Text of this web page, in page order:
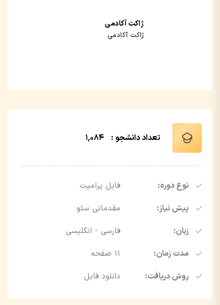
ژاکت آکادمی
ژاکت آکادمی
تعداد دانشجو : 1,084
نوع دوره:
فایل پرامپت
پیش نیاز:
مقدماتی سئو
زبان:
فارسی - انگلیسی
مدت زمان:
11 صفحه
روش دریافت:
دانلود فایل